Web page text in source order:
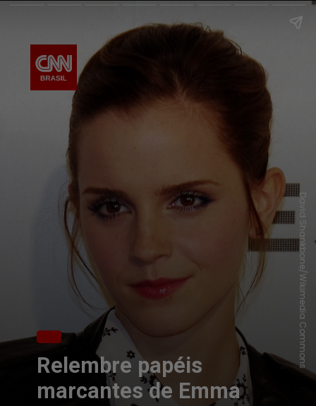
Relembre papéis
marcantes de Emma
David Shankbone/Wikimedia Commons